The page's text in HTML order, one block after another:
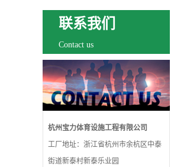
联系我们
Contact us
杭州宝力体育设施工程有限公司
工厂地址：浙江省杭州市余杭区中泰
街道新泰村新泰乐业园